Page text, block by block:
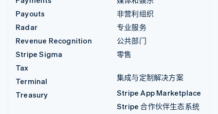
Payouts
Radar
Revenue Recognition
Stripe Sigma
Tax
Terminal
Treasury
非营利组织
专业服务
公共部门
零售
集成与定制解决方案
Stripe App Marketplace
Stripe 合作伙伴生态系统